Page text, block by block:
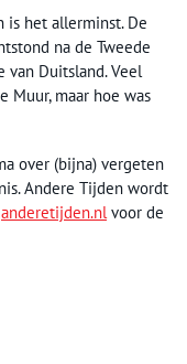
is het allerminst. De
na de Tweede
Duitsland. Veel
Muur, maar hoe was
over (bijna) vergeten
Andere Tijden wordt
anderetijden.nlvoor de